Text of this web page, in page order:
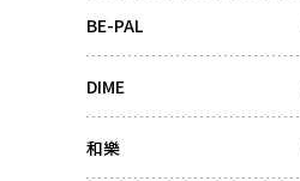
BE-PAL
DIME
和樂